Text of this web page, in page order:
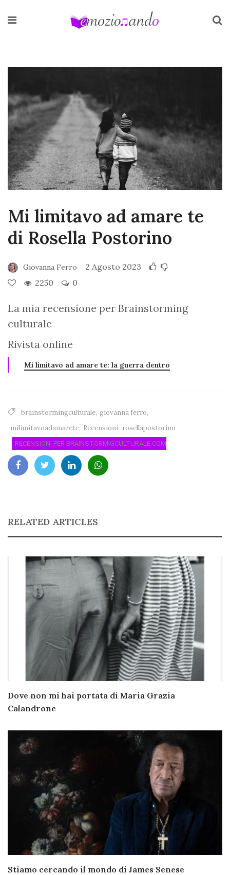
Mi limitavo ad amare te
di Rosella Postorino
Giovanna Ferro
2 Agosto 2023
2250
0
La mia recensione per Brainstorming
culturale
Rivista online
Mi limitavo ad amare te: la guerra dentro
brainstormingculturale, giovanna ferro,
milimitavoadamarete, Recensioni, rosellapostorino
RECENSIONI PER BRAINSTORMIGCULTURALE.COM
RELATED ARTICLES
Dove non mi hai portata di Maria Grazia
Calandrone
Stiamo cercando il mondo di James Senese